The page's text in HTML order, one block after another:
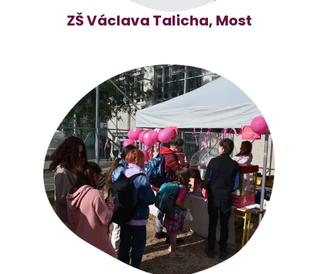
ZŠ Václava Talicha, Most